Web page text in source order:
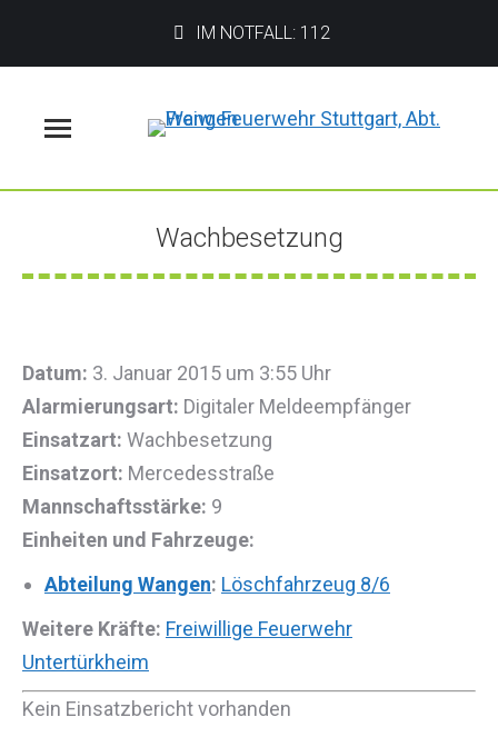
IM NOTFALL: 112
Wachbesetzung
Sie befinden sich hier:
Datum: 3. Januar 2015 um 3:55 Uhr
Alarmierungsart: Digitaler Meldeempfänger
Einsatzart: Wachbesetzung
Einsatzort: Mercedesstraße
Mannschaftsstärke: 9
Einheiten und Fahrzeuge:
Abteilung Wangen: Löschfahrzeug 8/6
Weitere Kräfte: Freiwillige Feuerwehr
Untertürkheim
Kein Einsatzbericht vorhanden